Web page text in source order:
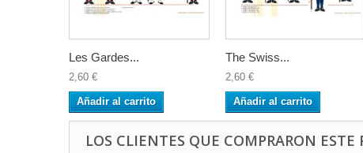
Les Gardes...
2,60 €
Añadir al carrito
The Swiss...
2,60 €
Añadir al carrito
LOS CLIENTES QUE COMPRARON